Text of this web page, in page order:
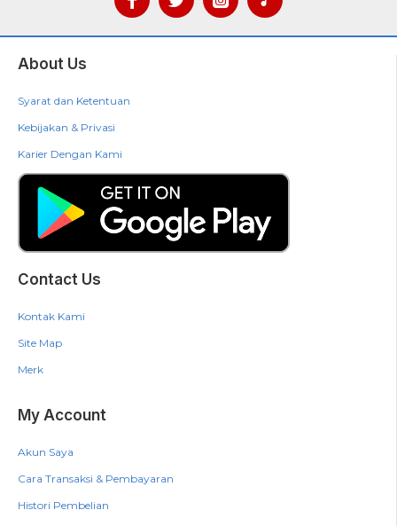
About Us
Syarat dan Ketentuan
Kebijakan & Privasi
Karier Dengan Kami
Contact Us
Kontak Kami
Site Map
Merk
My Account
Akun Saya
Cara Transaksi & Pembayaran
Histori Pembelian